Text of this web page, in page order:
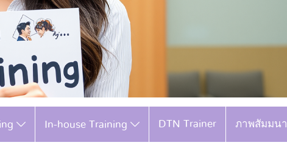
In-house Training DTN Trainer ภาพสัมมนา